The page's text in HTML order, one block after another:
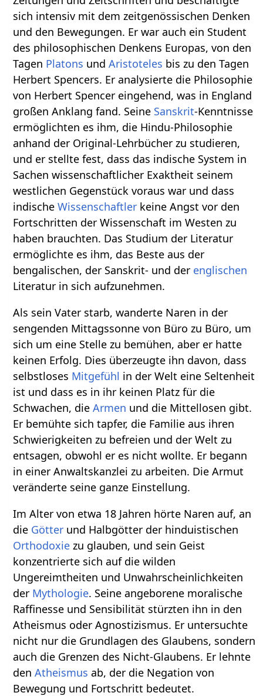
sich intensiv mit dem zeitgenössischen Denken
und den Bewegungen. Er war auch ein Student
des philosophischen Denkens Europas, von den
Tagen Platons undAristoteles bis zu den Tagen
Herbert Spencers. Er analysierte die Philosophie
von Herbert Spencer eingehend, was in England
großen Anklang fand. Seine Sanskrit-Kenntnisse
ermöglichten es ihm, die Hindu-Philosophie
anhand der Original-Lehrbücher zu studieren,
und er stellte fest, dass das indische System in
Sachen wissenschaftlicher Exaktheit seinem
westlichen Gegenstück voraus war und dass
indischeWissenschaftler keine Angst vor den
Fortschritten der Wissenschaft im Westen zu
haben brauchten. Das Studium der Literatur
ermöglichte es ihm, das Beste aus der
bengalischen, der Sanskrit- und der englischen
Literatur in sich aufzunehmen.
Als sein Vater starb, wanderte Naren in der
sengenden Mittagssonne von Büro zu Büro, um
sich um eine Stelle zu bemühen, aber er hatte
keinen Erfolg. Dies überzeugte ihn davon, dass
selbstloses Mitgefühl in der Welt eine Seltenheit
ist und dass es in ihr keinen Platz für die
Schwachen, dieArmen und die Mittellosen gibt.
Er bemühte sich tapfer, die Familie aus ihren
Schwierigkeiten zu befreien und der Welt zu
entsagen, obwohl er es nicht wollte. Er begann
in einer Anwaltskanzlei zu arbeiten. Die Armut
veränderte seine ganze Einstellung.
Im Alter von etwa 18 Jahren hörte Naren auf, an
die Götter und Halbgötter der hinduistischen
Orthodoxie zu glauben, und sein Geist
konzentrierte sich auf die wilden
Ungereimtheiten und Unwahrscheinlichkeiten
der Mythologie. Seine angeborene moralische
Raffinesse und Sensibilität stürzten ihn in den
Atheismus oder Agnostizismus. Er untersuchte
nicht nur die Grundlagen des Glaubens, sondern
auch die Grenzen des Nicht-Glaubens. Er lehnte
denAtheismus ab, der die Negation von
Bewegung und Fortschritt bedeutet.